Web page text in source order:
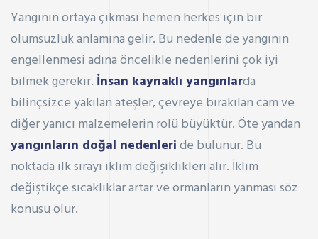
Yangının ortaya çıkması hemen herkes için bir
olumsuzluk anlamına gelir. Bu nedenle de yangının
engellenmesi adına öncelikle nedenlerini çok iyi
bilmek gerekir. İnsan kaynaklı yangınlarda
bilinçsizce yakılan ateşler, çevreye bırakılan cam ve
diğer yanıcı malzemelerin rolü büyüktür. Öte yandan
yangınların doğal nedenleride bulunur. Bu
noktada ilk sırayı iklim değişiklikleri alır. İklim
değiştikçe sıcaklıklar artar ve ormanların yanması söz
konusu olur.